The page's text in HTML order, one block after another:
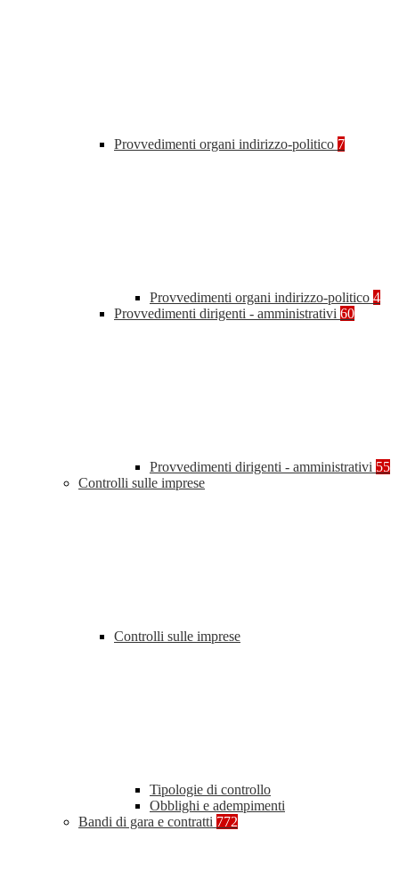
Provvedimenti organi indirizzo-politico 7
Provvedimenti organi indirizzo-politico 4
Provvedimenti dirigenti - amministrativi 60
Provvedimenti dirigenti - amministrativi 55
Controlli sulle imprese
Controlli sulle imprese
Tipologie di controllo
Obblighi e adempimenti
Bandi di gara e contratti 772